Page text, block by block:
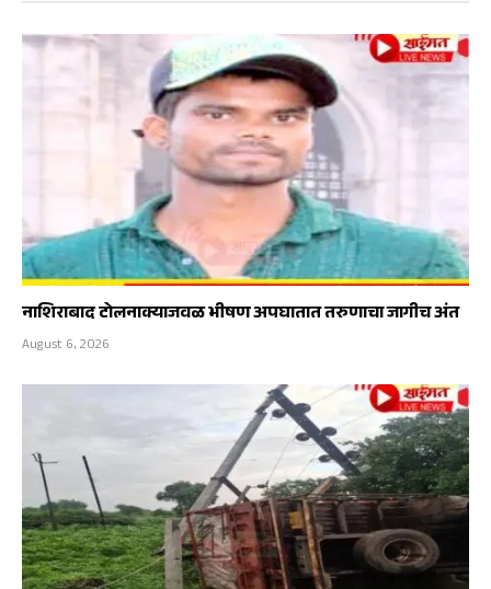
नाशिराबाद टोलनाक्याजवळ भीषण अपघातात तरुणाचा जागीच अंत
August 6, 2026